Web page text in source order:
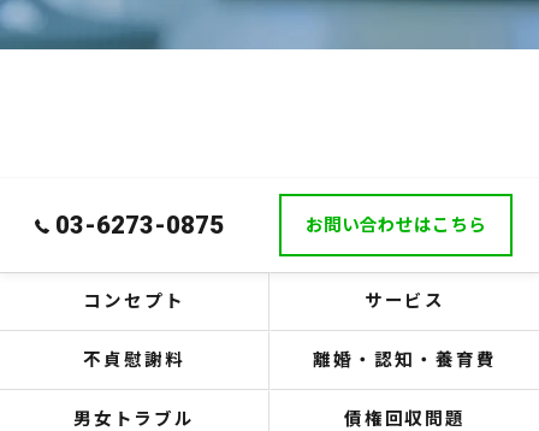
03-6273-0875 お問い合わせはこちら
コンセプト サービス
不貞慰謝料 離婚・認知・養育費
男女トラブル 債権回収問題